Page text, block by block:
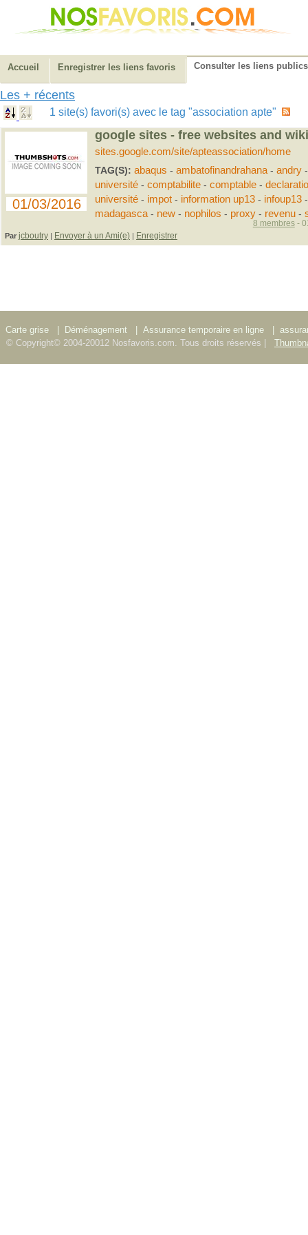
Accueil Enregistrer les liens favoris Consulter les liens publics
Les + récents
1 site(s) favori(s) avec le tag "association apte"
01/03/2016
google sites - free websites and
sites.google.com/site/apteassociation/home
TAG(S): abaqus - ambatofinandrahana- andry
université- comptabilite- comptable-
université- impot- information up13- infoup13
madagasca- new - nophilos - proxy- revenu-
Par jcboutry | Envoyer à un Ami(e) | Enregistrer
8 membres-
Carte grise Déménagement Assurance temporaire en ligne
© Copyright© 2004-20012 Nosfavoris.com. Tous droits réservés |